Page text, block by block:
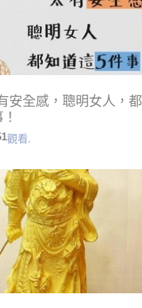
安全感，聰明女人，都
觀看.